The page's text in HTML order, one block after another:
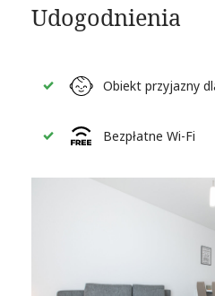
Udogodnienia
Obiekt przyjazny
Bezpłatne Wi-Fi